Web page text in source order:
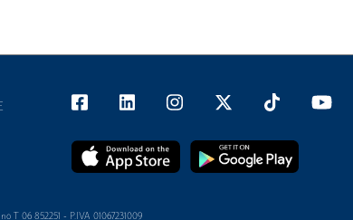
T 06 852251 - P.IVA 01067231009